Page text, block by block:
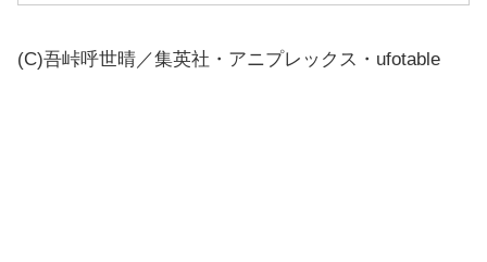
(C)吾峠呼世晴／集英社・アニプレックス・ufotable